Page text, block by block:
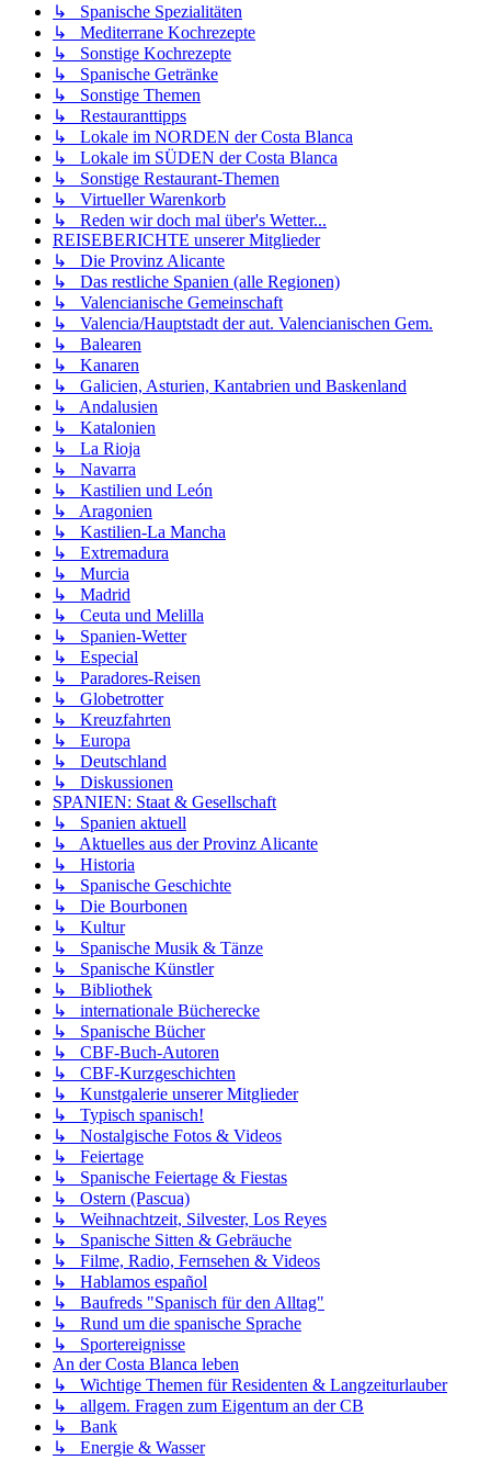
↳ Spanische Spezialitäten
↳ Mediterrane Kochrezepte
↳ Sonstige Kochrezepte
↳ Spanische Getränke
↳ Sonstige Themen
↳ Restauranttipps
↳ Lokale im NORDEN der Costa Blanca
↳ Lokale im SÜDEN der Costa Blanca
↳ Sonstige Restaurant-Themen
↳ Virtueller Warenkorb
↳ Reden wir doch mal über's Wetter...
REISEBERICHTE unserer Mitglieder
↳ Die Provinz Alicante
↳ Das restliche Spanien (alle Regionen)
↳ Valencianische Gemeinschaft
↳ Valencia/Hauptstadt der aut. Valencianischen Gem.
↳ Balearen
↳ Kanaren
↳ Galicien, Asturien, Kantabrien und Baskenland
↳ Andalusien
↳ Katalonien
↳ La Rioja
↳ Navarra
↳ Kastilien und León
↳ Aragonien
↳ Kastilien-La Mancha
↳ Extremadura
↳ Murcia
↳ Madrid
↳ Ceuta und Melilla
↳ Spanien-Wetter
↳ Especial
↳ Paradores-Reisen
↳ Globetrotter
↳ Kreuzfahrten
↳ Europa
↳ Deutschland
↳ Diskussionen
SPANIEN: Staat & Gesellschaft
↳ Spanien aktuell
↳ Aktuelles aus der Provinz Alicante
↳ Historia
↳ Spanische Geschichte
↳ Die Bourbonen
↳ Kultur
↳ Spanische Musik & Tänze
↳ Spanische Künstler
↳ Bibliothek
↳ internationale Bücherecke
↳ Spanische Bücher
↳ CBF-Buch-Autoren
↳ CBF-Kurzgeschichten
↳ Kunstgalerie unserer Mitglieder
↳ Typisch spanisch!
↳ Nostalgische Fotos & Videos
↳ Feiertage
↳ Spanische Feiertage & Fiestas
↳ Ostern (Pascua)
↳ Weihnachtzeit, Silvester, Los Reyes
↳ Spanische Sitten & Gebräuche
↳ Filme, Radio, Fernsehen & Videos
↳ Hablamos español
↳ Baufreds "Spanisch für den Alltag"
↳ Rund um die spanische Sprache
↳ Sportereignisse
An der Costa Blanca leben
↳ Wichtige Themen für Residenten & Langzeiturlauber
↳ allgem. Fragen zum Eigentum an der CB
↳ Bank
↳ Energie & Wasser